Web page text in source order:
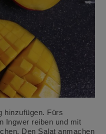
hinzufügen. Fürs
Ingwer reiben und mit
Den Salat anmachen